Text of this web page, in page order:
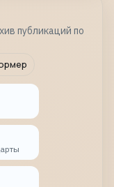
публикаций по